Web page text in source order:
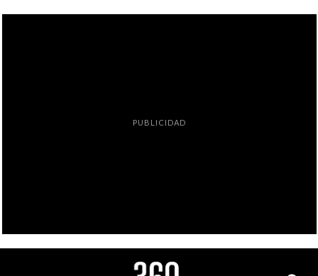
PUBLICIDAD